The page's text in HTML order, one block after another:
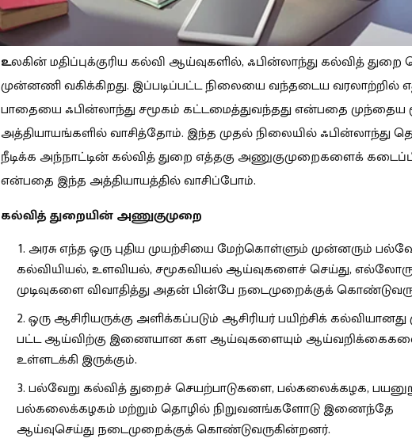
உலகின் மதிப்புக்குரிய கல்வி ஆய்வுகளில், ஃபின்லாந்து கல்வித் துறை
முன்னணி வகிக்கிறது. இப்படிப்பட்ட நிலையை வந்தடைய வரலாற்றில்
பாதையை ஃபின்லாந்து சமூகம் கட்டமைத்துவந்தது என்பதை முந்தைய
அத்தியாயங்களில் வாசித்தோம். இந்த முதல் நிலையில் ஃபின்லாந்து
நீடிக்க அந்நாட்டின் கல்வித் துறை எத்தகு அணுகுமுறைகளைக்
என்பதை இந்த அத்தியாயத்தில் வாசிப்போம்.
கல்வித் துறையின் அணுகுமுறை
அரசு எந்த ஒரு புதிய முயற்சியை மேற்கொள்ளும் முன்னரும்
கல்வியியல், உளவியல், சமூகவியல் ஆய்வுகளைச் செய்து,
முடிவுகளை விவாதித்து அதன் பின்பே நடைமுறைக்குக்
ஒரு ஆசிரியருக்கு அளிக்கப்படும் ஆசிரியர் பயிற்சிக்
பட்ட ஆய்விற்கு இணையான கள ஆய்வுகளையும்
உள்ளடக்கி இருக்கும்.
பல்வேறு கல்வித் துறைச் செயற்பாடுகளை, பல்கலைக்கழக,
பல்கலைக்கழகம் மற்றும் தொழில் நிறுவனங்களோடு இணைந்தே
ஆய்வுசெய்து நடைமுறைக்குக் கொண்டுவருகின்றனர்.